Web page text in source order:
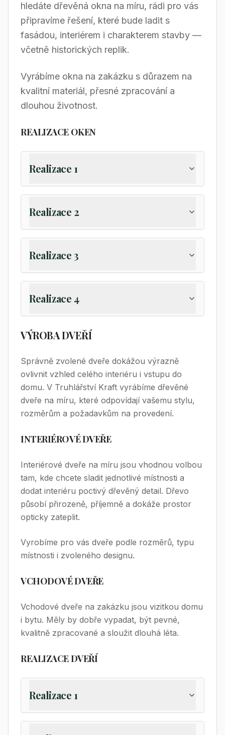
hledáte dřevěná okna na míru, rádi pro vás
připravíme řešení, které bude ladit s
fasádou, interiérem i charakterem stavby —
včetně historických replik.
Vyrábíme okna na zakázku s důrazem na
kvalitní materiál, přesné zpracování a
dlouhou životnost.
REALIZACE OKEN
Realizace 1
Realizace 2
Realizace 3
Realizace 4
VÝROBA DVEŘÍ
Správně zvolené dveře dokážou výrazně
ovlivnit vzhled celého interiéru i vstupu do
domu. V Truhlářství Kraft vyrábíme dřevěné
dveře na míru, které odpovídají vašemu stylu,
rozměrům a požadavkům na provedení.
INTERIÉROVÉ DVEŘE
Interiérové dveře na míru jsou vhodnou volbou
tam, kde chcete sladit jednotlivé místnosti a
dodat interiéru poctivý dřevěný detail. Dřevo
působí přirozeně, příjemně a dokáže prostor
opticky zateplit.
Vyrobíme pro vás dveře podle rozměrů, typu
místnosti i zvoleného designu.
VCHODOVÉ DVEŘE
Vchodové dveře na zakázku jsou vizitkou domu
i bytu. Měly by dobře vypadat, být pevné,
kvalitně zpracované a sloužit dlouhá léta.
REALIZACE DVEŘÍ
Realizace 1